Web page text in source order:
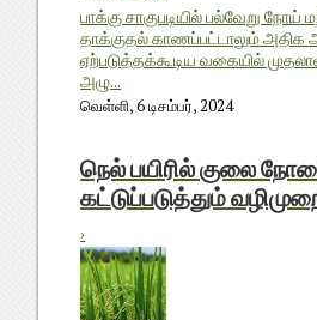
பாக்கு சாகுபடியில் பல்வேறு நோய்
தாக்குதல் காணப்பட்டாலும்
ஏற்படுத்தக்கூடிய வகையில்
அழு...
வெள்ளி, 6 டிசம்பர், 2024
நெல் பயிரில் குலை
கட்டுப்படுத்தும்
›